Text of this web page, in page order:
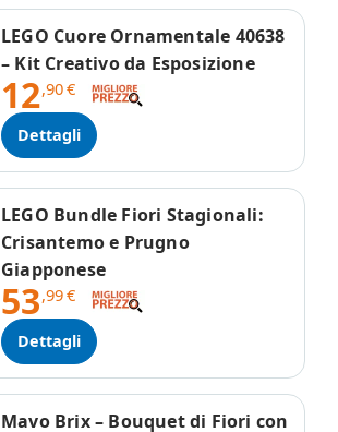
LEGO Cuore Ornamentale 40638
– Kit Creativo da Esposizione
12,90€
Dettagli
LEGO Bundle Fiori Stagionali:
Crisantemo e Prugno
Giapponese
53,99€
Dettagli
Mavo Brix – Bouquet di Fiori con